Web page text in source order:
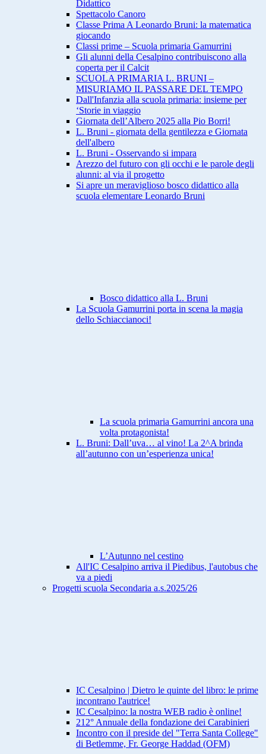
Didattico
Spettacolo Canoro
Classe Prima A Leonardo Bruni: la matematica
giocando
Classi prime – Scuola primaria Gamurrini
Gli alunni della Cesalpino contribuiscono alla
coperta per il Calcit
SCUOLA PRIMARIA L. BRUNI –
MISURIAMO IL PASSARE DEL TEMPO
Dall'Infanzia alla scuola primaria: insieme per
‘Storie in viaggio
Giornata dell’Albero 2025 alla Pio Borri!
L. Bruni - giornata della gentilezza e Giornata
dell'albero
L. Bruni - Osservando si impara
Arezzo del futuro con gli occhi e le parole degli
alunni: al via il progetto
Si apre un meraviglioso bosco didattico alla
scuola elementare Leonardo Bruni
Bosco didattico alla L. Bruni
La Scuola Gamurrini porta in scena la magia
dello Schiaccianoci!
La scuola primaria Gamurrini ancora una
volta protagonista!
L. Bruni: Dall’uva… al vino! La 2^A brinda
all’autunno con un’esperienza unica!
L’Autunno nel cestino
All'IC Cesalpino arriva il Piedibus, l'autobus che
va a piedi
Progetti scuola Secondaria a.s.2025/26
IC Cesalpino | Dietro le quinte del libro: le prime
incontrano l'autrice!
IC Cesalpino: la nostra WEB radio è online!
212° Annuale della fondazione dei Carabinieri
Incontro con il preside del "Terra Santa College"
di Betlemme, Fr. George Haddad (OFM)